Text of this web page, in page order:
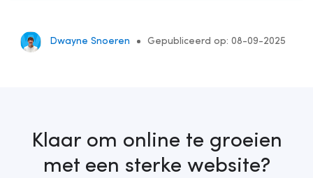
Dwayne Snoeren Gepubliceerd op: 08-09-2025
Klaar om online te groeien
met een sterke website?